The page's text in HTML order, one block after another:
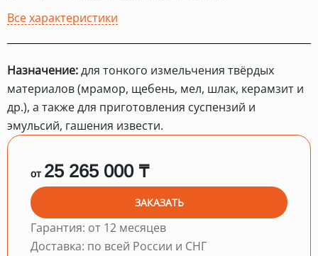
Все характеристики
Назначение:для тонкого измельчения твёрдых
материалов (мрамор, щебень, мел, шлак, керамзит и
др.), а также для приготовления суспензий и
эмульсий, гашения извести.
от 25 265 000 ₸
ЗАКАЗАТЬ
Гарантия: от 12 месяцев
Доставка: по всей России и СНГ